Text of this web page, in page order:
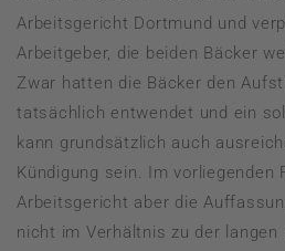
Arbeitsgericht Dortmund und
Arbeitgeber, die beiden Bäcker
Zwar hatten die Bäcker den
tatsächlich entwendet und ein
kann grundsätzlich auch
Kündigung sein. Im vorliegenden
Arbeitsgericht aber die
nicht im Verhältnis zu der langen